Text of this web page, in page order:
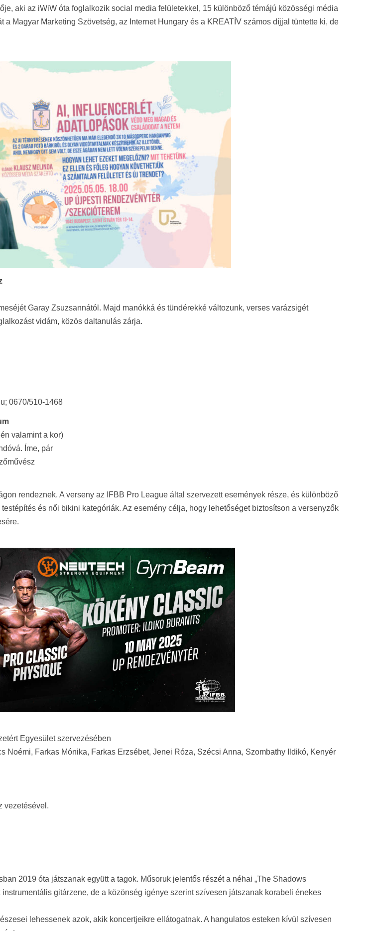
aki az iWiW óta foglalkozik social media felületekkel, 15 különböző témájú közösségi média
Magyar Marketing Szövetség, az Internet Hungary és a KREATÍV számos díjjal tüntette ki, de
Garay Zsuzsannától. Majd manókká és tündérekké változunk, verses varázsigét
vidám, közös daltanulás zárja.
0670/510-1468
valamint a kor)
Íme, pár
rendeznek. A verseny az IFBB Pro League által szervezett események része, és különböző
és női bikini kategóriák. Az esemény célja, hogy lehetőséget biztosítson a versenyzők
Egyesület szervezésében
Farkas Mónika, Farkas Erzsébet, Jenei Róza, Szécsi Anna, Szombathy Ildikó, Kenyér
vezetésével.
2019 óta játszanak együtt a tagok. Műsoruk jelentős részét a néhai „The Shadows
gitárzene, de a közönség igénye szerint szívesen játszanak korabeli énekes
lehessenek azok, akik koncertjeikre ellátogatnak. A hangulatos esteken kívül szívesen